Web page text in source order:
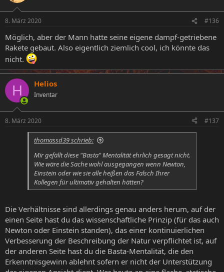
8. März 2020 #136
Möglich, aber der Mann hatte seine eigene dampf-getriebene
Rakete gebaut. Also eigentlich ziemlich cool, ich könnte das
nicht.
H Helios
Inventar
8. März 2020 #137
thomassd39 schrieb:
Mir gefällt diese "Basta" Mentalität ehrlich gesagt nicht.
Wie wäre die Sache wohl ausgegangen wenn Newton,
Einstein oder wie sie alle heißen das Falsch Ihrer
Kollegen für ultimativ gehalten hätten?
Die Verhältnisse sind allerdings genau anders herum, auf der
einen Seite hast du das wissenschaftliche Prinzip (für das auch
Newton oder Einstein standen), das einer kontinuierlichen
Verbesserung der Beschreibung der Natur verpflichtet ist, auf
der anderen Seite hast du die Basta-Mentalität, die den
Erkenntnisgewinn ablehnt sofern er nicht der Unterstützung